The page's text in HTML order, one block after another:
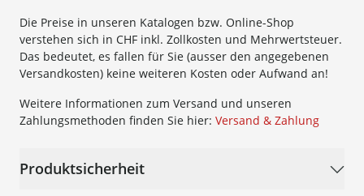
Die Preise in unseren Katalogen bzw. Online-Shop
verstehen sich in CHF inkl. Zollkosten und Mehrwertsteuer.
Das bedeutet, es fallen für Sie (ausser den angegebenen
Versandkosten) keine weiteren Kosten oder Aufwand an!
Weitere Informationen zum Versand und unseren
Zahlungsmethoden finden Sie hier: Versand & Zahlung
Produktsicherheit